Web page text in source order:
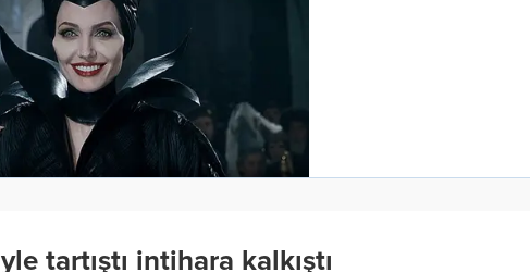
tartıştı intihara kalkıştı